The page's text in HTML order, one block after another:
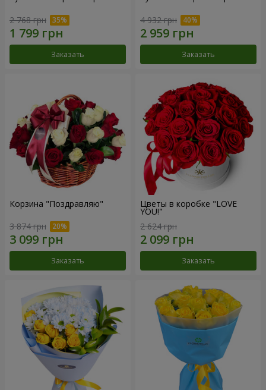
2 768 грн
Заказать
4 932 грн
Заказать
Корзина "Поздравляю"
3 874 грн
Заказать
Цветы в коробке "LOVE
YOU!"
2 624 грн
Заказать